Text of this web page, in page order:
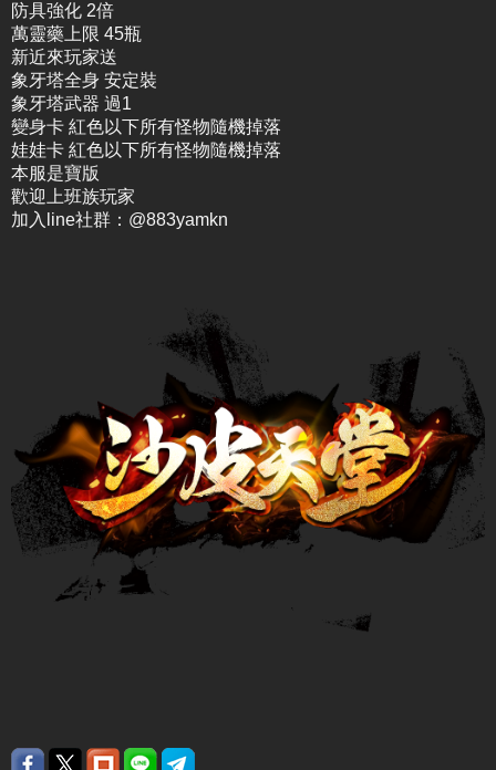
防具強化 2倍
萬靈藥上限 45瓶
新近來玩家送
象牙塔全身 安定裝
象牙塔武器 過1
變身卡 紅色以下所有怪物隨機掉落
娃娃卡 紅色以下所有怪物隨機掉落
本服是寶版
歡迎上班族玩家
加入line社群：@883yamkn